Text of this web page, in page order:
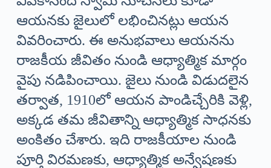
ఆయనకు జైలులో లభించినట్లు ఆయన
వివరించారు. ఈ అనుభవాలు ఆయనను
రాజకీయ జీవితం నుండి ఆధ్యాత్మిక మార్గం
వైపు నడిపించాయి. జైలు నుండి విడుదలైన
తర్వాత, 1910లో ఆయన పాండిచ్చేరికి వెళ్లి,
అక్కడ తమ జీవితాన్ని ఆధ్యాత్మిక సాధనకు
అంకితం చేశారు. ఇది రాజకీయాల నుండి
పూర్తి విరమణకు, ఆధ్యాత్మిక అన్వేషణకు